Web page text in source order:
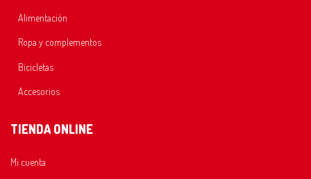
Alimentación
Ropa y complementos
Bicicletas
Accesorios
TIENDA ONLINE
Mi cuenta